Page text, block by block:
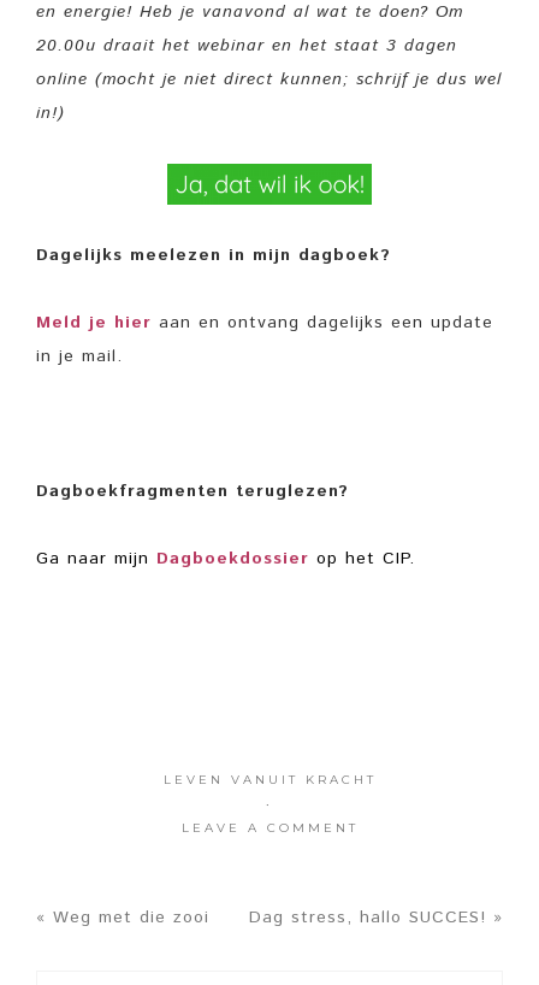
en energie! Heb je vanavond al wat te doen? Om
20.00u draait het webinar en het staat 3 dagen
online (mocht je niet direct kunnen; schrijf je dus wel
in!)
Dagelijks meelezen in mijn dagboek?
Meld je hier aan en ontvang dagelijks een update
in je mail.
Dagboekfragmenten teruglezen?
Ga naar mijn Dagboekdossier op het CIP.
LEVEN VANUIT KRACHT
·
LEAVE A COMMENT
« Weg met die zooi Dag stress, hallo SUCCES! »